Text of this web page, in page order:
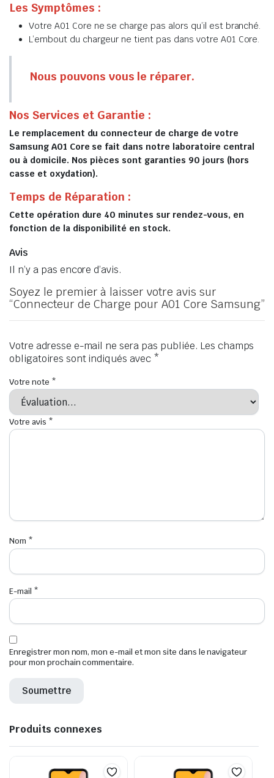
Les Symptômes :
Votre A01 Core ne se charge pas alors qu’il est branché.
L’embout du chargeur ne tient pas dans votre A01 Core.
Nous pouvons vous le réparer.
Nos Services et Garantie :
Le remplacement du connecteur de charge de votre
Samsung A01 Core se fait dans notre laboratoire central
ou à domicile. Nos pièces sont garanties 90 jours (hors
casse et oxydation).
Temps de Réparation :
Cette opération dure 40 minutes sur rendez-vous, en
fonction de la disponibilité en stock.
Avis
Il n’y a pas encore d’avis.
Soyez le premier à laisser votre avis sur
“Connecteur de Charge pour A01 Core Samsung”
Votre adresse e-mail ne sera pas publiée. Les champs
obligatoires sont indiqués avec *
Votre note *
Votre avis *
Nom *
E-mail *
Enregistrer mon nom, mon e-mail et mon site dans le navigateur
pour mon prochain commentaire.
Produits connexes